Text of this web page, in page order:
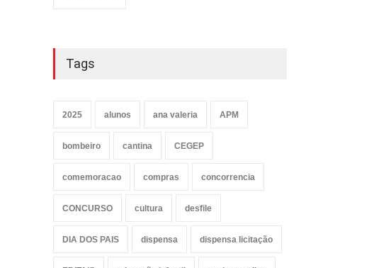
Tags
2025 alunos ana valeria APM
bombeiro cantina CEGEP
comemoracao compras concorrencia
CONCURSO cultura desfile
DIA DOS PAIS dispensa dispensa licitação